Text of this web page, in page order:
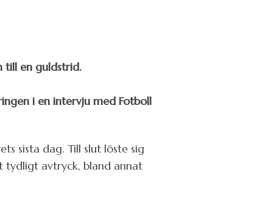
till en guldstrid.
i en intervju med Fotboll
sista dag. Till slut löste sig
tydligt avtryck, bland annat